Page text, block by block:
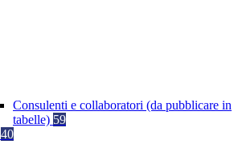
Consulenti e collaboratori (da pubblicare in
tabelle) 59
40